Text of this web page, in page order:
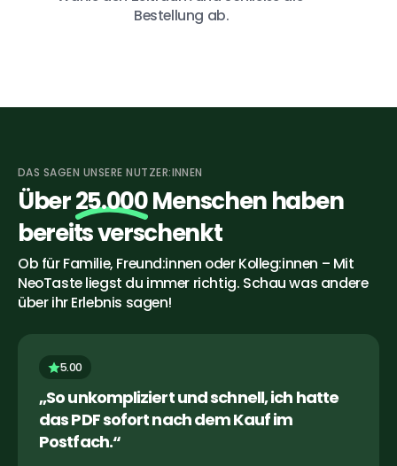
Bestellung ab.
DAS SAGEN UNSERE NUTZER:INNEN
Über25.000Menschen haben
bereits verschenkt
Ob für Familie, Freund:innen oder Kolleg:innen – Mit
NeoTaste liegst du immer richtig. Schau was andere
über ihr Erlebnis sagen!
5.00
„So unkompliziert und schnell, ich hatte
das PDF sofort nach dem Kauf im
Postfach.“